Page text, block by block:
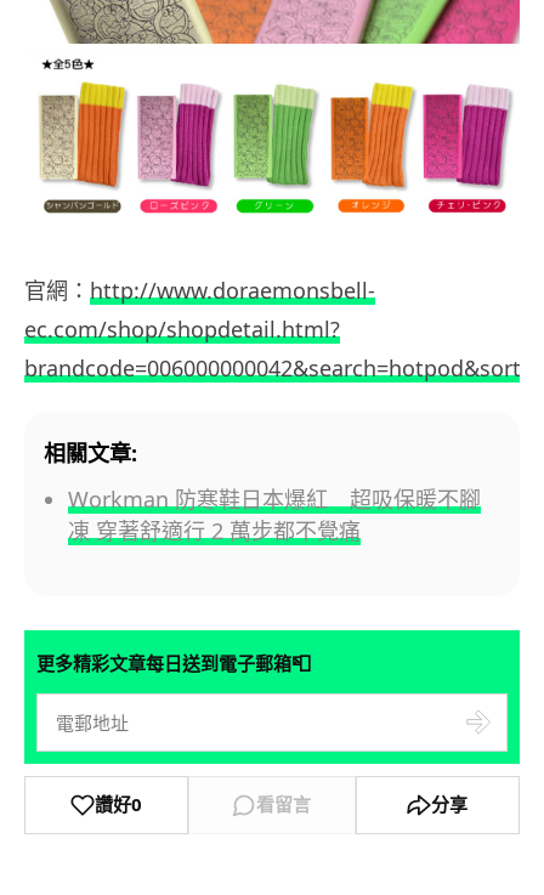
官網： http://www.doraemonsbell-
ec.com/shop/shopdetail.html?
brandcode=006000000042&search=hotpod&sort
相關文章:
Workman 防寒鞋日本爆紅 超吸保暖不腳
凍 穿著舒適行 2 萬步都不覺痛
更多精彩文章每日送到電子郵箱📮
讚好0 看留言 分享